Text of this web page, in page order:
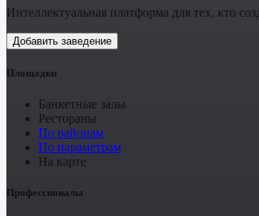
Интеллектуальная платформа для тех, кто
Добавить заведение
Площадки
Банкетные залы
Рестораны
По районам
По параметрам
На карте
Профессионалы